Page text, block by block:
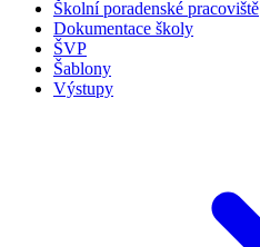
Školní poradenské pracoviště
Dokumentace školy
ŠVP
Šablony
Výstupy